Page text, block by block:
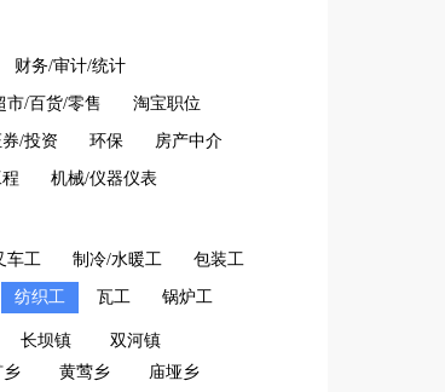
财务/审计/统计
市/百货/零售 淘宝职位
/投资 环保 房产中介
机械/仪器仪表
车工 制冷/水暖工 包装工
纺织工 瓦工 锅炉工
长坝镇
双河镇
乡 黄莺乡
庙垭乡